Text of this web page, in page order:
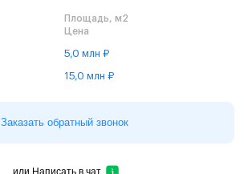
Площадь, м2
Цена
5,0 млн ₽
15,0 млн ₽
Заказать обратный звонок
или Написать в чат